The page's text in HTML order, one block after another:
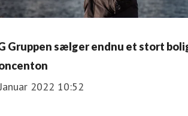
Gruppen sælger endnu et stort
2022 10:52